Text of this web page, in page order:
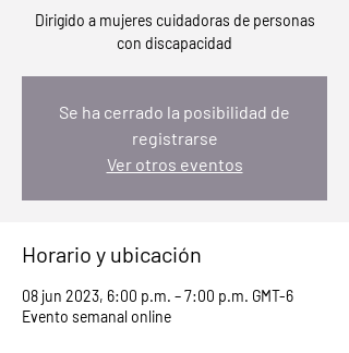
Dirigido a mujeres cuidadoras de personas
con discapacidad
Se ha cerrado la posibilidad de
registrarse
Ver otros eventos
Horario y ubicación
08 jun 2023, 6:00 p.m. – 7:00 p.m. GMT-6
Evento semanal online